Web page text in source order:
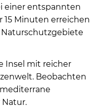
einer entspannten
15 Minuten erreichen
Insel mit reicher
Beobachten